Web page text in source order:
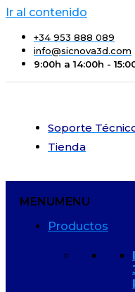
Ir al contenido
+34 953 888 089
info@sicnova3d.com
9:00h a 14:00h -
Soporte
Tienda
MENUMENU
Productos